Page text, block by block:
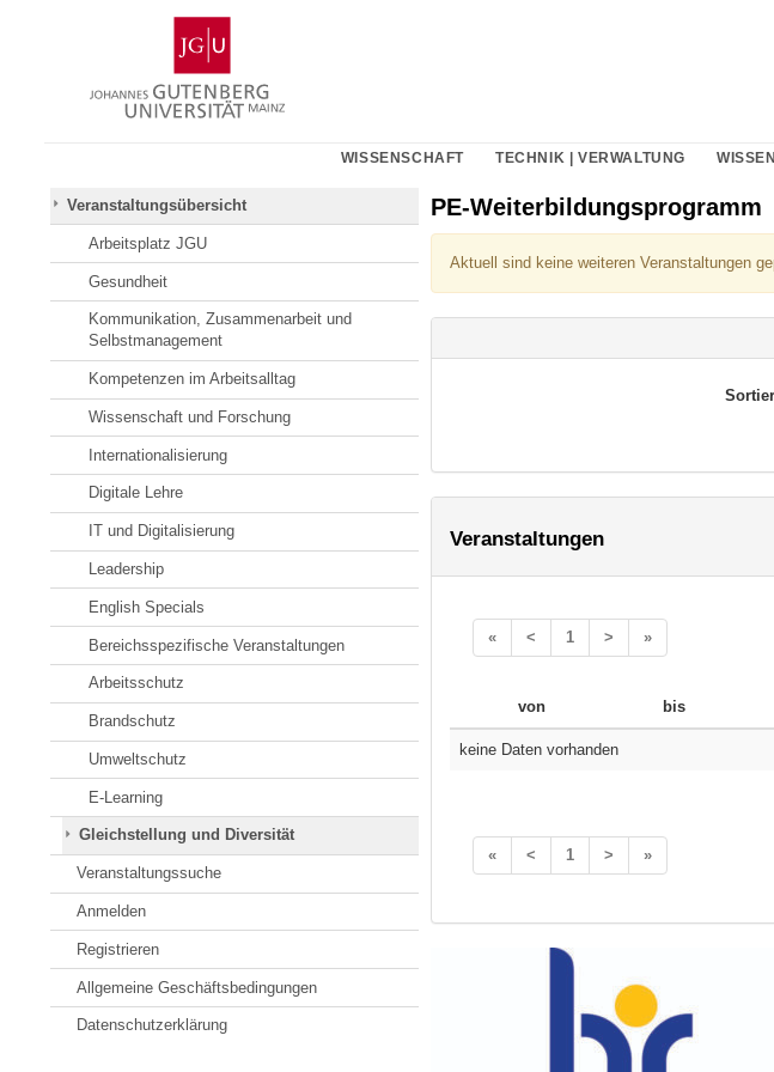
Gutenberg-
Universität
Mainz
WISSENSCHAFT TECHNIK | VERWALTUNG
Veranstaltungsübersicht
Arbeitsplatz JGU
Gesundheit
Kommunikation, Zusammenarbeit und
Selbstmanagement
Kompetenzen im Arbeitsalltag
Wissenschaft und Forschung
Internationalisierung
Digitale Lehre
IT und Digitalisierung
Leadership
English Specials
Bereichsspezifische Veranstaltungen
Arbeitsschutz
Brandschutz
Umweltschutz
E-Learning
Gleichstellung und Diversität
Veranstaltungssuche
Anmelden
Registrieren
Allgemeine Geschäftsbedingungen
Datenschutzerklärung
PE-Weiterbildungsprogramm
Aktuell sind keine weiteren Veranstaltungen
Veranstaltungen
« < 1 > »
von bis
keine Daten vorhanden
« < 1 > »